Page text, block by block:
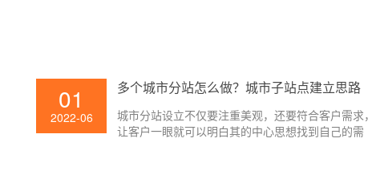
01
2022-06
多个城市分站怎么做？城市子站点建立思路
城市分站设立不仅要注重美观，还要符合客户需求，
让客户一眼就可以明白其的中心思想找到自己的需